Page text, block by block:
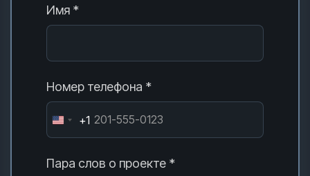
Имя *
Номер телефона *
+1
Пара слов о проекте *